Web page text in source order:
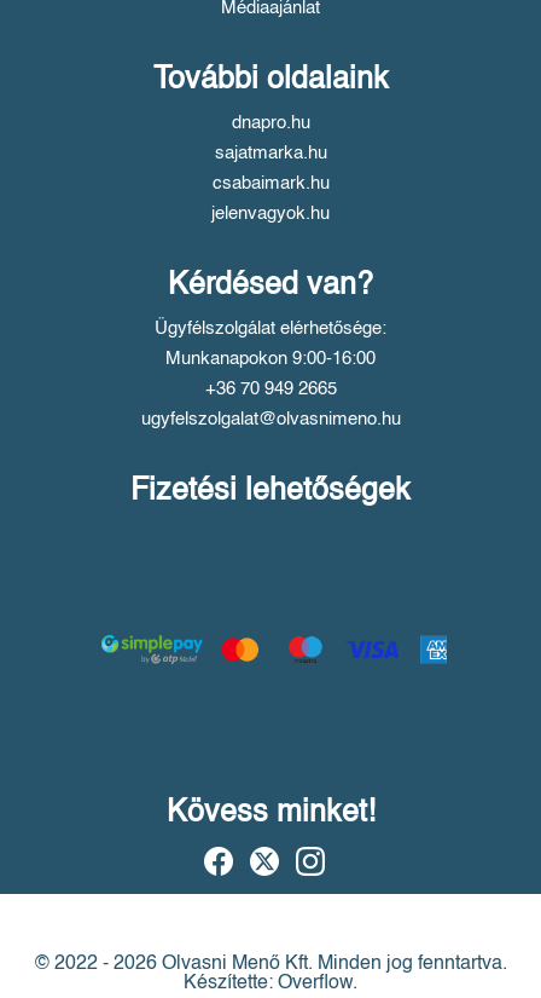
Médiaajánlat
További oldalaink
dnapro.hu
sajatmarka.hu
csabaimark.hu
jelenvagyok.hu
Kérdésed van?
Ügyfélszolgálat elérhetősége:
Munkanapokon 9:00-16:00
+36 70 949 2665
ugyfelszolgalat@olvasnimeno.hu
Fizetési lehetőségek
Kövess minket!
© 2022 - 2026 Olvasni Menő Kft. Minden jog fenntartva.
Készítette: Overflow.